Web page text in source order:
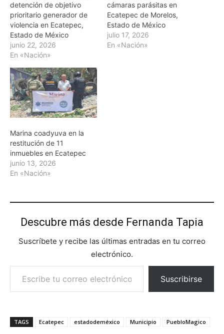
detención de objetivo
prioritario generador de
violencia en Ecatepec,
Estado de México
junio 22, 2026
En «Nación»
cámaras parásitas en
Ecatepec de Morelos,
Estado de México
julio 17, 2026
En «Nación»
Marina coadyuva en la
restitución de 11
inmuebles en Ecatepec
junio 13, 2026
En «Nación»
Descubre más desde Fernanda Tapia
Suscríbete y recibe las últimas entradas en tu correo
electrónico.
Escribe tu correo electrónico…
Suscribirse
TAGS Ecatepec estadodeméxico Municipio PuebloMagico